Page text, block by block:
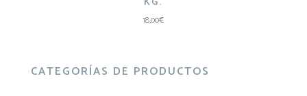
18,00€
CATEGORÍAS DE PRODUCTOS